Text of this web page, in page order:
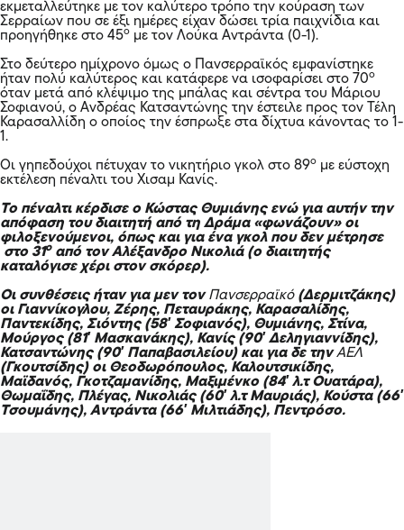
εκμεταλλεύτηκε με τον καλύτερο τρόπο την κούραση των
Σερραίων που σε έξι ημέρες είχαν δώσει τρία παιχνίδια και
προηγήθηκε στο 45ο με τον Λούκα Αντράντα (0-1).
Στο δεύτερο ημίχρονο όμως ο Πανσερραϊκός εμφανίστηκε
ήταν πολύ καλύτερος και κατάφερε να ισοφαρίσει στο 70ο
όταν μετά από κλέψιμο της μπάλας και σέντρα του Μάριου
Σοφιανού, ο Ανδρέας Κατσαντώνης την έστειλε προς τον Τέλη
Καρασαλλίδη ο οποίος την έσπρωξε στα δίχτυα κάνοντας το 1-
1.
Οι γηπεδούχοι πέτυχαν το νικητήριο γκολ στο 89ο με εύστοχη
εκτέλεση πέναλτι του Χισαμ Κανίς.
Το πέναλτι κέρδισε ο Κώστας Θυμιάνης ενώ για αυτήν την
απόφαση του διαιτητή από τη Δράμα «φωνάζουν» οι
φιλοξενούμενοι, όπως και για ένα γκολ που δεν μέτρησε
στο 31οαπό τον Αλέξανδρο Νικολιά (ο διαιτητής
καταλόγισε χέρι στον σκόρερ).
Οι συνθέσεις ήταν για μεν τονΠανσερραϊκό(Δερμιτζάκης)
οι Γιαννίκογλου, Ζέρης, Πεταυράκης, Καρασαλίδης,
Παντεκίδης, Σιόντης (58′ Σοφιανός), Θυμιάνης, Στίνα,
Μούργος (81′ Μασκανάκης), Κανίς (90′ Δεληγιαννίδης),
Κατσαντώνης (90′ Παπαβασιλείου) και για δε τηνΑΕΛ
(Γκουτσίδης) οι Θεοδωρόπουλος, Καλουτσικίδης,
Μαϊδανός, Γκοτζαμανίδης, Μαξιμένκο (84′ λ.τ Ουατάρα),
Θωμαΐδης, Πλέγας, Νικολιάς (60′ λ.τ Μαυριάς), Κούστα (66′
Τσουμάνης), Αντράντα (66′ Μιλτιάδης), Πεντρόσο.